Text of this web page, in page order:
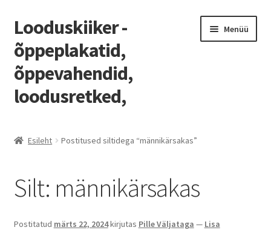
Liigu
navigeerimisele
Liigu
sisu
juurde
Looduskiiker -
õppeplakatid,
õppevahendid,
loodusretked,
Menüü
Home
Homepage
Esileht Postitused siltidega “männikärsakas”
Silt: männikärsakas
Postitatud märts 22, 2024kirjutas Pille Väljataga — Lisa